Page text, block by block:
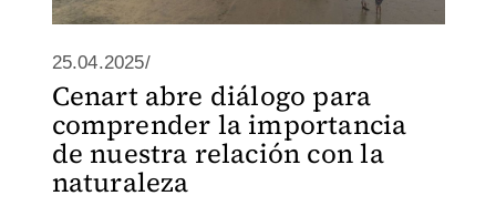
25.04.2025/
Cenart abre diálogo para
comprender la importancia
de nuestra relación con la
naturaleza